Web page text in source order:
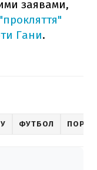
заявами,
Гани.
ФУТБОЛ